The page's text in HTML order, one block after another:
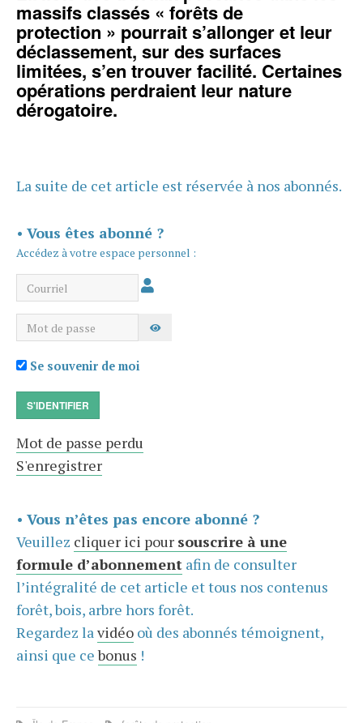
massifs classés « forêts de
protection » pourrait s’allonger et leur
déclassement, sur des surfaces
limitées, s’en trouver facilité. Certaines
opérations perdraient leur nature
dérogatoire.
La suite de cet article est réservée à nos abonnés.
• Vous êtes abonné ?
Accédez à votre espace personnel :
Courriel
Mot de passe AFFICHER LE MOT DE PASSE
Se souvenir de moi
S'IDENTIFIER
Mot de passe perdu
S'enregistrer
• Vous n’êtes pas encore abonné ?
Veuillez cliquer ici pour souscrire à une
formule d’abonnement afin de consulter
l’intégralité de cet article et tous nos contenus
forêt, bois, arbre hors forêt.
Regardez lavidéo où des abonnés témoignent,
ainsi que cebonus !